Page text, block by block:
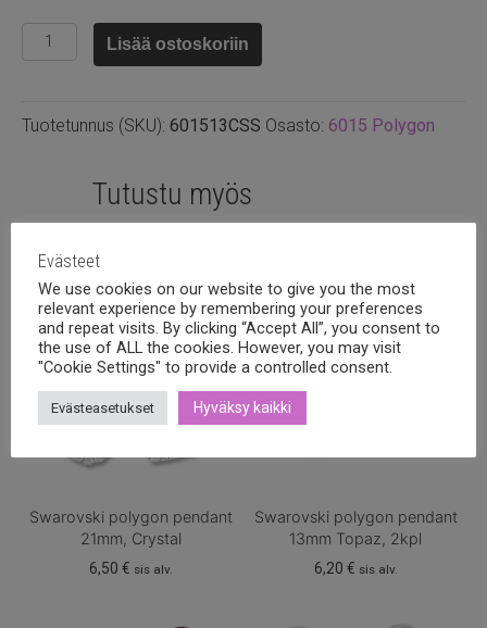
Swarovski
polygon
Crystal
Lisää ostoskoriin
Tuotetunnus (SKU): 601513CSS Osasto: 6015 Polygon
Tutustu myös
Swarovski polygon pendant
21mm, Crystal
6,50€ sis alv.
Swarovski polygon pendant
13mm Topaz, 2kpl
6,20 € sis alv.
Evästeet
We use cookies on our website to give you the most
relevant experience by remembering your preferences
and repeat visits. By clicking “Accept All”, you consent to
the use of ALL the cookies. However, you may visit
"Cookie Settings" to provide a controlled consent.
Evästeasetukset Hyväksy kaikki